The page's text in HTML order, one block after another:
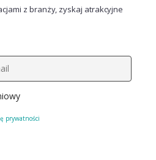
z branży, zyskaj atrakcyjne
prywatności